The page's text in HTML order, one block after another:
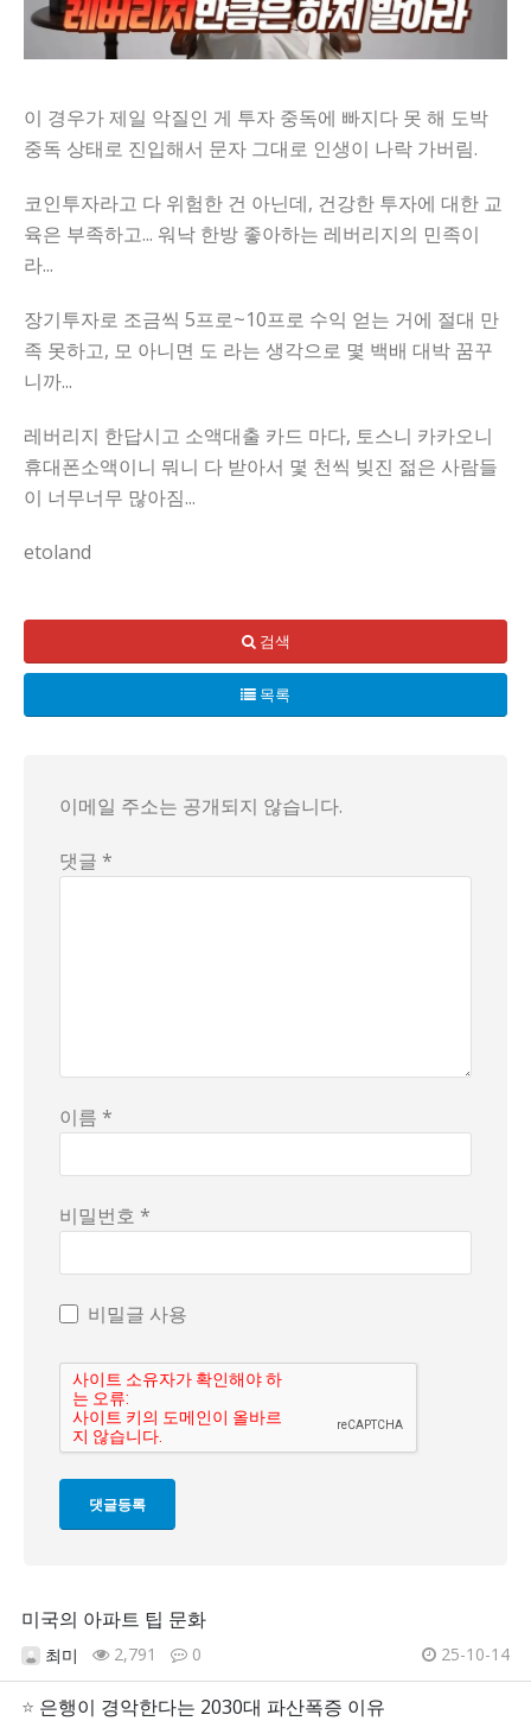
이 경우가 제일 악질인 게 투자 중독에 빠지다 못 해 도박
중독 상태로 진입해서 문자 그대로 인생이 나락 가버림.
코인투자라고 다 위험한 건 아닌데, 건강한 투자에 대한 교
육은 부족하고... 워낙 한방 좋아하는 레버리지의 민족이
라...
장기투자로 조금씩 5프로~10프로 수익 얻는 거에 절대 만
족 못하고, 모 아니면 도 라는 생각으로 몇 백배 대박 꿈꾸
니까...
레버리지 한답시고 소액대출 카드 마다, 토스니 카카오니
휴대폰소액이니 뭐니 다 받아서 몇 천씩 빚진 젊은 사람들
이 너무너무 많아짐...
etoland
배경에는 소액대출의 가볍고도 음산한 매력과, 금리가 고공
은행이 깜짝 놀랄 만큼 생활의 기본마저 빚으로 가지를 뻗
검색
목록
이메일 주소는 공개되지 않습니다.
댓글 *
이름 *
비밀번호 *
비밀글 사용
미국의 아파트 팁 문화
최미 2,791 0 25-10-14
⭐ 은행이 경악한다는 2030대 파산폭증 이유